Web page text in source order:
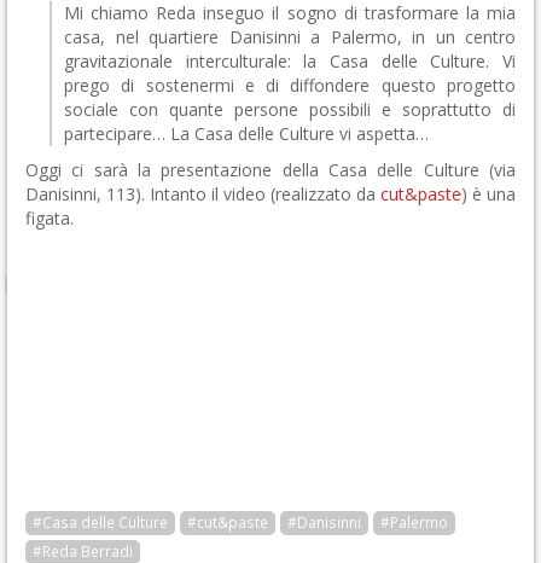
Mi chiamo Reda inseguo il sogno di trasformare la mia
casa, nel quartiere Danisinni a Palermo, in un centro
gravitazionale interculturale: la Casa delle Culture. Vi
prego di sostenermi e di diffondere questo progetto
sociale con quante persone possibili e soprattutto di
partecipare… La Casa delle Culture vi aspetta…
Oggi ci sarà la presentazione della Casa delle Culture (via
Danisinni, 113). Intanto il video (realizzato da cut&paste) è una
figata.
#Casa delle Culture #cut&paste #Danisinni
#Palermo
#Reda Berradi